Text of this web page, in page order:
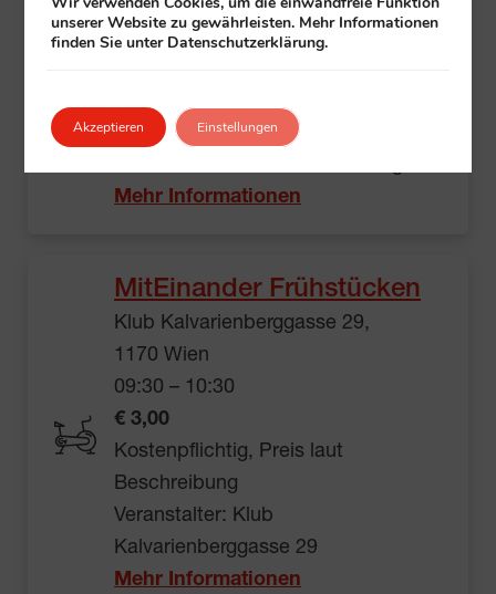
Essling und Umgebung
gratis
Mehr Informationen
MitEinander Frühstücken
Klub Kalvarienberggasse 29,
1170 Wien
09:30 – 10:30
€ 3,00
Kostenpflichtig, Preis laut
Beschreibung
Veranstalter: Klub
Kalvarienberggasse 29
Mehr Informationen
unserer Website zu gewährleisten. Mehr Informationen
finden Sie unter Datenschutzerklärung.
Akzeptieren Einstellungen